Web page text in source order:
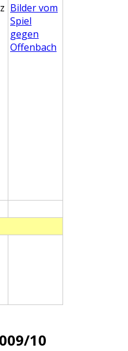
Bilder vom
Spiel
gegen
Offenbach
10